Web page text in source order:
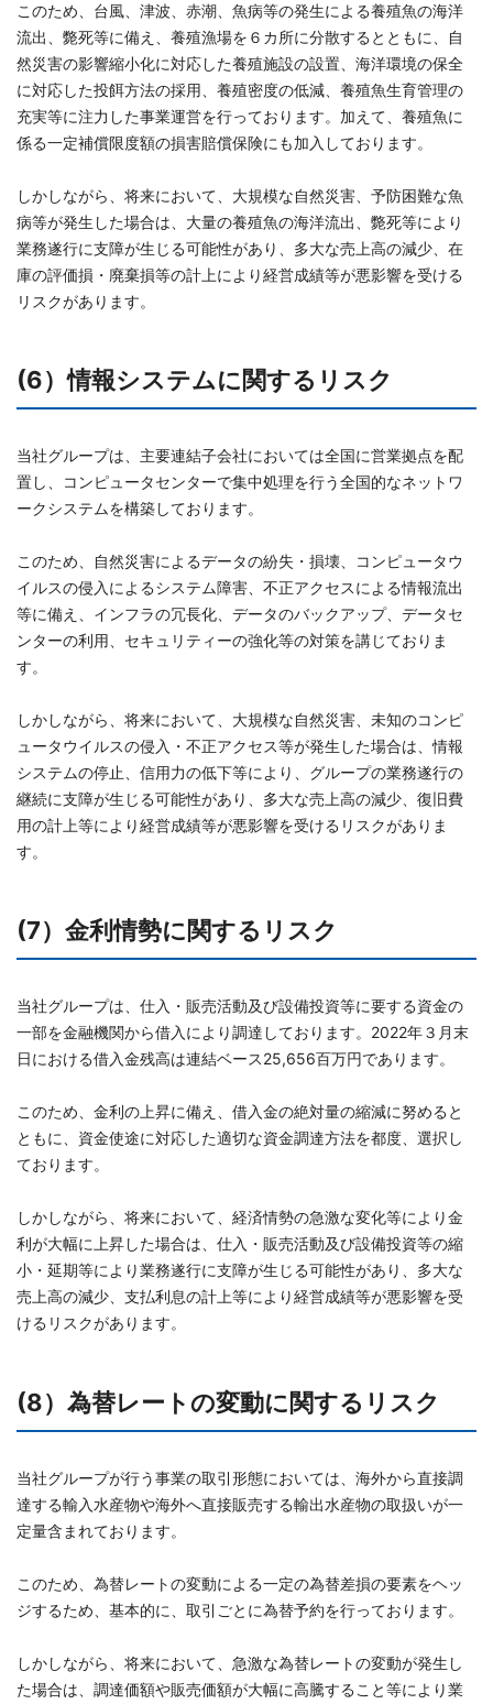
このため、台風、津波、赤潮、魚病等の発生による養殖魚の海洋
流出、斃死等に備え、養殖漁場を６カ所に分散するとともに、自
然災害の影響縮小化に対応した養殖施設の設置、海洋環境の保全
に対応した投餌方法の採用、養殖密度の低減、養殖魚生育管理の
充実等に注力した事業運営を行っております。加えて、養殖魚に
係る一定補償限度額の損害賠償保険にも加入しております。
しかしながら、将来において、大規模な自然災害、予防困難な魚
病等が発生した場合は、大量の養殖魚の海洋流出、斃死等により
業務遂行に支障が生じる可能性があり、多大な売上高の減少、在
庫の評価損・廃棄損等の計上により経営成績等が悪影響を受ける
リスクがあります。
(6）情報システムに関するリスク
当社グループは、主要連結子会社においては全国に営業拠点を配
置し、コンピュータセンターで集中処理を行う全国的なネットワ
ークシステムを構築しております。
このため、自然災害によるデータの紛失・損壊、コンピュータウ
イルスの侵入によるシステム障害、不正アクセスによる情報流出
等に備え、インフラの冗長化、データのバックアップ、データセ
ンターの利用、セキュリティーの強化等の対策を講じておりま
す。
しかしながら、将来において、大規模な自然災害、未知のコンピ
ュータウイルスの侵入・不正アクセス等が発生した場合は、情報
システムの停止、信用力の低下等により、グループの業務遂行の
継続に支障が生じる可能性があり、多大な売上高の減少、復旧費
用の計上等により経営成績等が悪影響を受けるリスクがありま
す。
(7）金利情勢に関するリスク
当社グループは、仕入・販売活動及び設備投資等に要する資金の
一部を金融機関から借入により調達しております。2022年３月末
日における借入金残高は連結ベース25,656百万円であります。
このため、金利の上昇に備え、借入金の絶対量の縮減に努めると
ともに、資金使途に対応した適切な資金調達方法を都度、選択し
ております。
しかしながら、将来において、経済情勢の急激な変化等により金
利が大幅に上昇した場合は、仕入・販売活動及び設備投資等の縮
小・延期等により業務遂行に支障が生じる可能性があり、多大な
売上高の減少、支払利息の計上等により経営成績等が悪影響を受
けるリスクがあります。
(8）為替レートの変動に関するリスク
当社グループが行う事業の取引形態においては、海外から直接調
達する輸入水産物や海外へ直接販売する輸出水産物の取扱いが一
定量含まれております。
このため、為替レートの変動による一定の為替差損の要素をヘッ
ジするため、基本的に、取引ごとに為替予約を行っております。
しかしながら、将来において、急激な為替レートの変動が発生し
た場合は、調達価額や販売価額が大幅に高騰すること等により業